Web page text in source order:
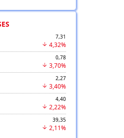
7,31
4,32%
0,78
3,70%
2,27
3,40%
4,40
2,22%
39,35
2,11%